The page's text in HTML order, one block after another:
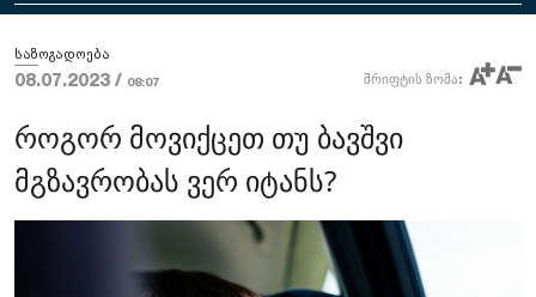
საზოგადოება
08.07.2023 / 08:07 შრიფტის ზომა:
როგორ მოვიქცეთ თუ ბავშვი
მგზავრობას ვერ იტანს?